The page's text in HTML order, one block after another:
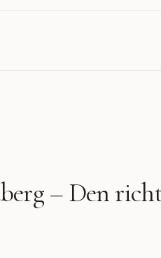
– Den